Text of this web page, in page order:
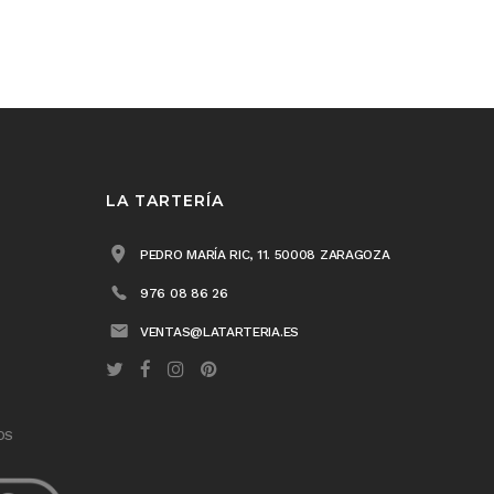
LA TARTERÍA
PEDRO MARÍA RIC, 11. 50008 ZARAGOZA
976 08 86 26
VENTAS@LATARTERIA.ES